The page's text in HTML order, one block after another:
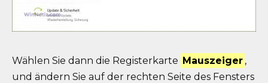
Wählen Sie dann die Registerkarte Mauszeiger ,
und ändern Sie auf der rechten Seite des Fensters